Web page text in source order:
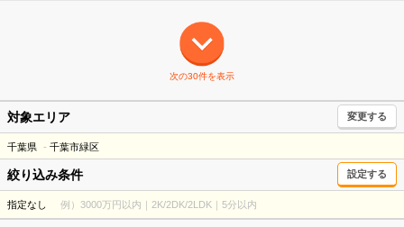
次の30件を表示
対象エリア 変更する
千葉県 千葉市緑区
絞り込み条件 設定する
指定なし 例）3000万円以内｜2K/2DK/2LDK｜5分以内